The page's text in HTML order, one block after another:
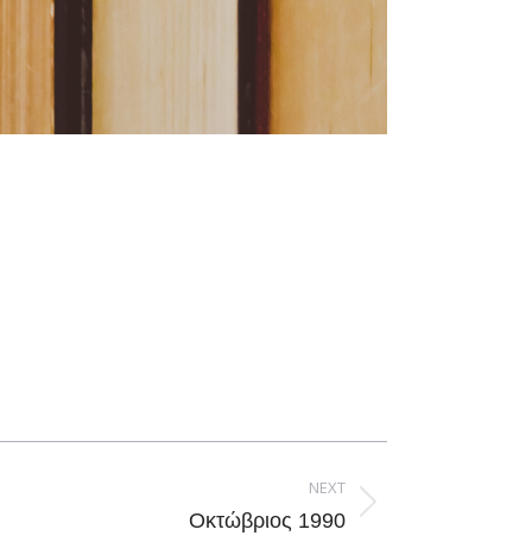
NEXT
Οκτώβριος 1990